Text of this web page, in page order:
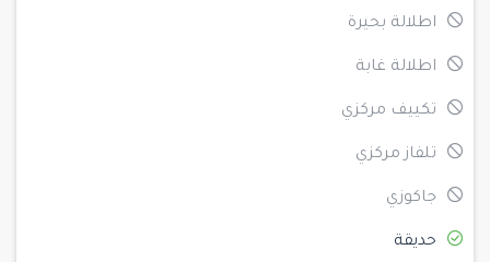
اطلالة بحيرة
اطلالة غابة
تكييف مركزي
تلفاز مركزي
جاكوزي
حديقة